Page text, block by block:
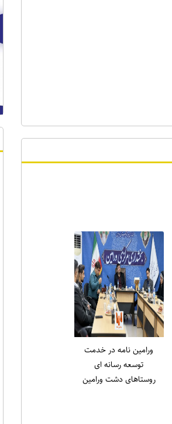
انتخاب دکتر علی میری
به عنوان جوان برتر
ورامین در حوزه ورزش